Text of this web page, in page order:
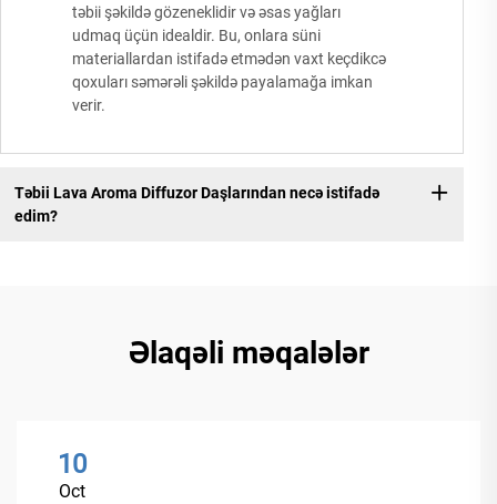
təbii şəkildə gözeneklidir və əsas yağları
udmaq üçün idealdir. Bu, onlara süni
materiallardan istifadə etmədən vaxt keçdikcə
qoxuları səmərəli şəkildə payalamağa imkan
verir.
Təbii Lava Aroma Diffuzor Daşlarından necə istifadə
edim?
Əlaqəli məqalələr
10
Oct